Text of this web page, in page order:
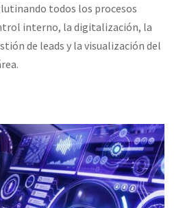
todos los procesos
interno, la digitalización, la
de leads y la visualización del